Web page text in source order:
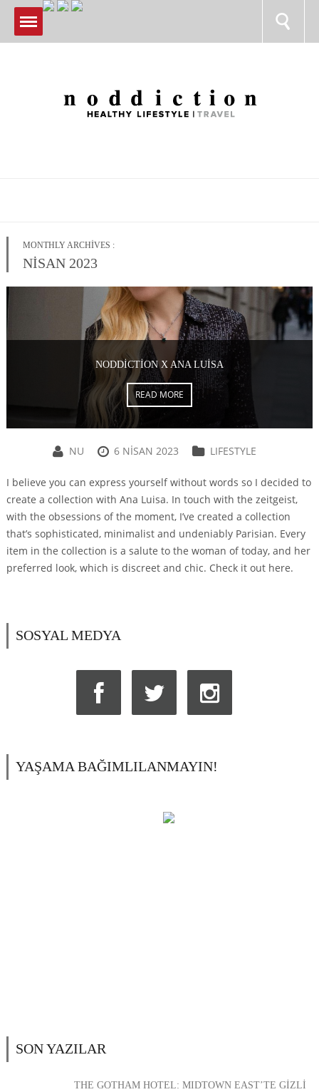
MONTHLY ARCHIVES :
NISAN 2023
NODDICTION X ANA LUISA
READ MORE
NU 6 NISAN 2023 LIFESTYLE
I believe you can express yourself without words so I decided to
create a collection with Ana Luisa. In touch with the zeitgeist,
with the obsessions of the moment, I’ve created a collection
that’s sophisticated, minimalist and undeniably Parisian. Every
item in the collection is a salute to the woman of today, and her
preferred look, which is discreet and chic. Check it out here.
SOSYAL MEDYA
YAŞAMA BAĞIMLILANMAYIN!
SON YAZILAR
THE GOTHAM HOTEL: MIDTOWN EAST’TE GİZLİ